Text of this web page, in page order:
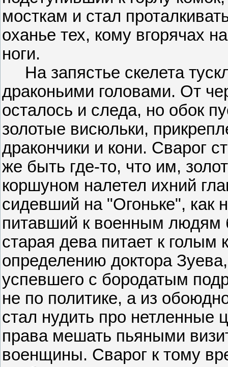
мосткам и стал
оханье тех, кому вгорячах
ноги.
На запястье скелета
драконьими головами. От
осталось и следа, но обок
золотые висюльки,
дракончики и кони. Сварог
же быть где-то, что им,
коршуном налетел ихний
сидевший на "Огоньке", как
питавший к военным людям
старая дева питает к
определению доктора
успевшего с бородатым
не по политике, а из
стал нудить про нетленные
права мешать пьяными
военщины. Сварог к тому